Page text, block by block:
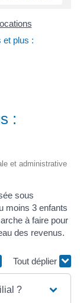
et plus :
:
et administrative
sous
moins 3 enfants
à faire pour
des revenus.
Tout déplier
?